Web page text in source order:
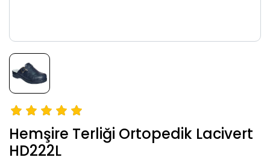
Hemşire Terliği Ortopedik Lacivert
HD222L